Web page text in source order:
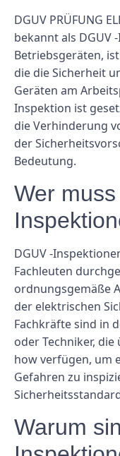
DGUV PRÜFUNG
bekannt als DGUV
Betriebsgeräten,
die die Sicherheit
Geräten am
Inspektion ist
die Verhinderung
der
Bedeutung.
Wer
DGUV -
Fachleuten
ordnungsgemäße
der elektrischen
Fachkräfte sind in
oder Techniker,
how verfügen, um
Gefahren zu
Warum